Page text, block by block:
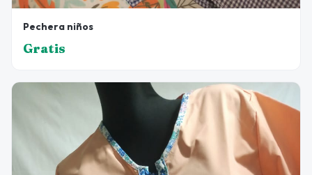
Pechera niños
Gratis